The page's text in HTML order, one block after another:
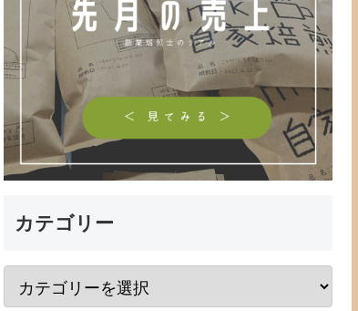
カテゴリー